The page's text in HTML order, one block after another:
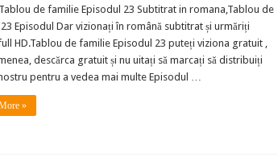
de familie Episodul 23 Subtitrat in romana,Tablou de
Episodul Dar vizionați în română subtitrat și urmăriți
HD.Tablou de familie Episodul 23 puteți viziona gratuit ,
descărca gratuit și nu uitați să marcați să distribuiți
pentru a vedea mai multe Episodul …
»